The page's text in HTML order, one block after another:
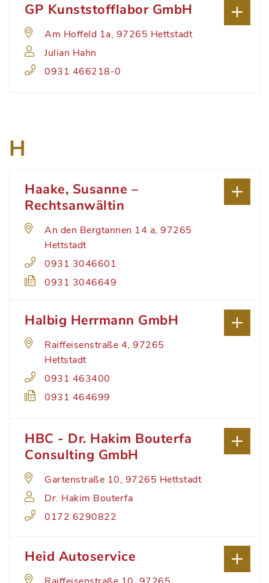
GP Kunststofflabor GmbH
Am Hoffeld 1a, 97265 Hettstadt
Julian Hahn
0931 466218-0
H
Haake, Susanne –
Rechtsanwältin
An den Bergtannen 14 a, 97265
Hettstadt
0931 3046601
0931 3046649
Halbig Herrmann GmbH
Raiffeisenstraße 4, 97265
Hettstadt
0931 463400
0931 464699
HBC - Dr. Hakim Bouterfa
Consulting GmbH
Gartenstraße 10, 97265 Hettstadt
Dr. Hakim Bouterfa
0172 6290822
Heid Autoservice